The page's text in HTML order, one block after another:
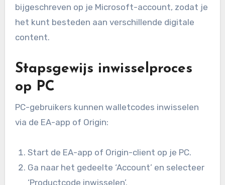
bijgeschreven op je Microsoft-account, zodat je
het kunt besteden aan verschillende digitale
content.
Stapsgewijs inwisselproces
op PC
PC-gebruikers kunnen walletcodes inwisselen
via de EA-app of Origin:
Start de EA-app of Origin-client op je PC.
Ga naar het gedeelte ‘Account’ en selecteer
‘Productcode inwisselen’.